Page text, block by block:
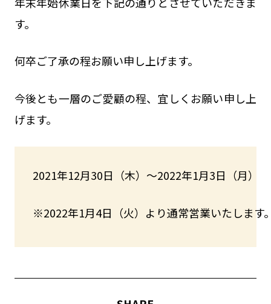
す。
何卒ご了承の程お願い申し上げます。
今後とも一層のご愛顧の程、宜しくお願い申し上
げます。
2021年12月30日（木）〜2022年1月3日（月）
※2022年1月4日（火）より通常営業いたします